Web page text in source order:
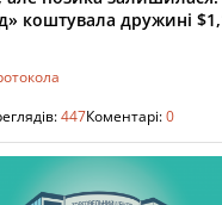
коштувала дружині
447Коментарі:0